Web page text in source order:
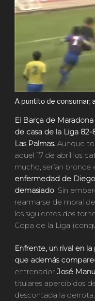
A puntito de consumar;
El Barça de
de casa de la Liga
Las Palmas. Aunque
aquel 17 de abril los
mucho, serían
enfermedad de
demasiado. Sin
rearmarse de moral
los siguientes dos
Copa de la Liga
Enfrente, un rival en
que además
entrenador José
titulares apercibidos
descontada la